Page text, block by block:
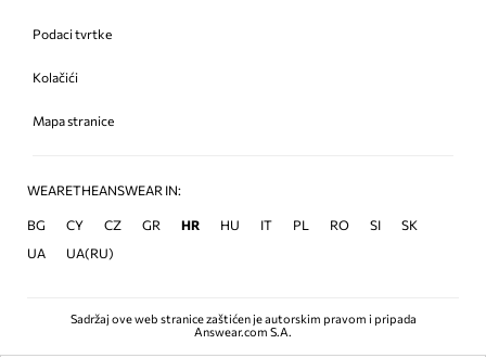
Podaci tvrtke
Kolačići
Mapa stranice
WEARETHEANSWEAR IN:
BG CY CZ GR HR HU IT PL RO SI
SK
UA
UA(RU)
Sadržaj ove web stranice zaštićen je autorskim pravom i pripada
Answear.com S.A.